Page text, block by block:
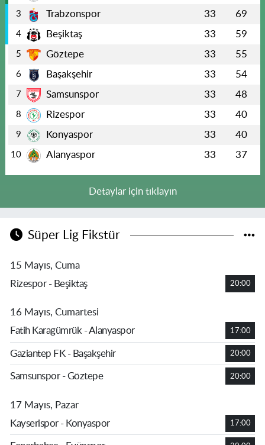
3 Trabzonspor 33 69
4 Beşiktaş 33 59
5 Göztepe 33 55
6 Başakşehir 33 54
7 Samsunspor 33 48
8 Rizespor 33 40
9 Konyaspor 33 40
10 Alanyaspor 33 37
Detaylar için tıklayın
Süper Lig Fikstür
15 Mayıs, Cuma
Rizespor - Beşiktaş
20:00
16 Mayıs, Cumartesi
Fatih Karagümrük - Alanyaspor
17:00
Gaziantep FK - Başakşehir 20:00
Samsunspor - Göztepe 20:00
17 Mayıs, Pazar
Kayserispor - Konyaspor
17:00